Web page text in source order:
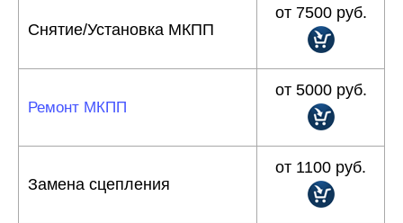
Снятие/Установка МКПП
от 7500 руб.
Ремонт МКПП
от 5000 руб.
Замена сцепления
от 1100 руб.